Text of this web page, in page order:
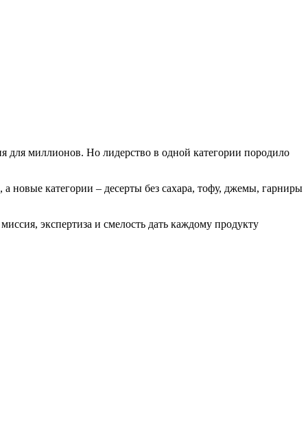
для миллионов. Но лидерство в одной категории породило
новые категории – десерты без сахара, тофу, джемы, гарниры
экспертиза и смелость дать каждому продукту